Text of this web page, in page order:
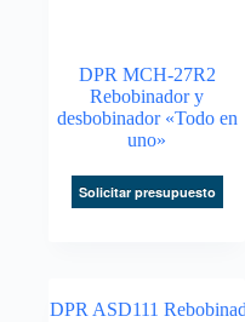
DPR MCH-27R2
Rebobinador y
desbobinador «Todo en
uno»
Solicitar presupuesto